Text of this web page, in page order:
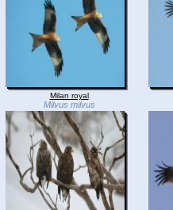
Milan royal
Milvus milvus